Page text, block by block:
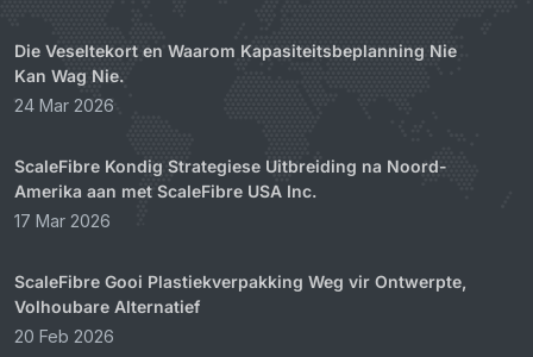
Die Veseltekort en Waarom Kapasiteitsbeplanning Nie
Kan Wag Nie.
24 Mar 2026
ScaleFibre Kondig Strategiese Uitbreiding na Noord-
Amerika aan met ScaleFibre USA Inc.
17 Mar 2026
ScaleFibre Gooi Plastiekverpakking Weg vir Ontwerpte,
Volhoubare Alternatief
20 Feb 2026